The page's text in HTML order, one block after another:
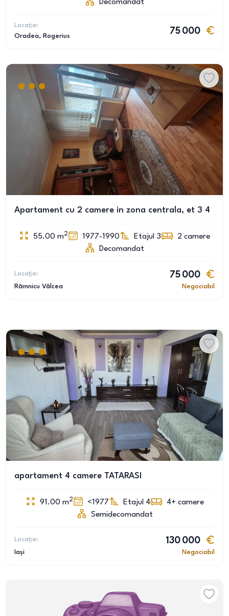
Decomandat
Locație:
Oradea, Rogerius
75 000
Apartament cu 2 camere in zona centrala, et 3 4
55.00 m2 1977-1990 Etajul 3 2 camere
Decomandat
Locație:
Râmnicu Vâlcea
75 000
Negociabil
apartament 4 camere TATARASI
91.00 m2 <1977 Etajul 4 4+ camere
Semidecomandat
Locație:
Iași
130 000
Negociabil